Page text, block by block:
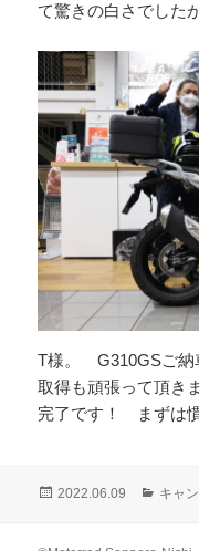
て驚きの白さでした
T様。 G310GSご納
取得も頑張って頂き
完了です！ まずは
投
2022.06.09
カ
キャ